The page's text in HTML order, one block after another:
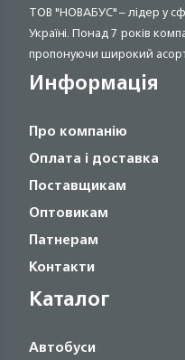
ТОВ "НОВАБУС" – лідер у
Україні. Понад 7 років
пропонуючи широкий
Информація
Про компанію
Оплата і доставка
Поставщикам
Оптовикам
Патнерам
Контакти
Каталог
Автобуси